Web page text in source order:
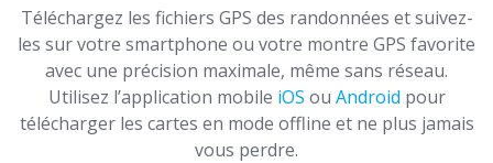
Téléchargez les fichiers GPS des randonnées et suivez-
les sur votre smartphone ou votre montre GPS favorite
avec une précision maximale, même sans réseau.
Utilisez l’application mobile iOS ou Android pour
télécharger les cartes en mode offline et ne plus jamais
vous perdre.